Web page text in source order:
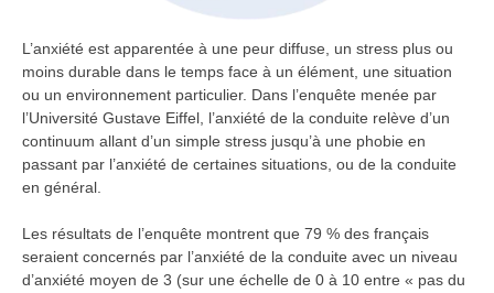
L’anxiété est apparentée à une peur diffuse, un stress plus ou
moins durable dans le temps face à un élément, une situation
ou un environnement particulier. Dans l’enquête menée par
l’Université Gustave Eiffel, l’anxiété de la conduite relève d’un
continuum allant d’un simple stress jusqu’à une phobie en
passant par l’anxiété de certaines situations, ou de la conduite
en général.
Les résultats de l’enquête montrent que 79 % des français
seraient concernés par l’anxiété de la conduite avec un niveau
d’anxiété moyen de 3 (sur une échelle de 0 à 10 entre « pas du